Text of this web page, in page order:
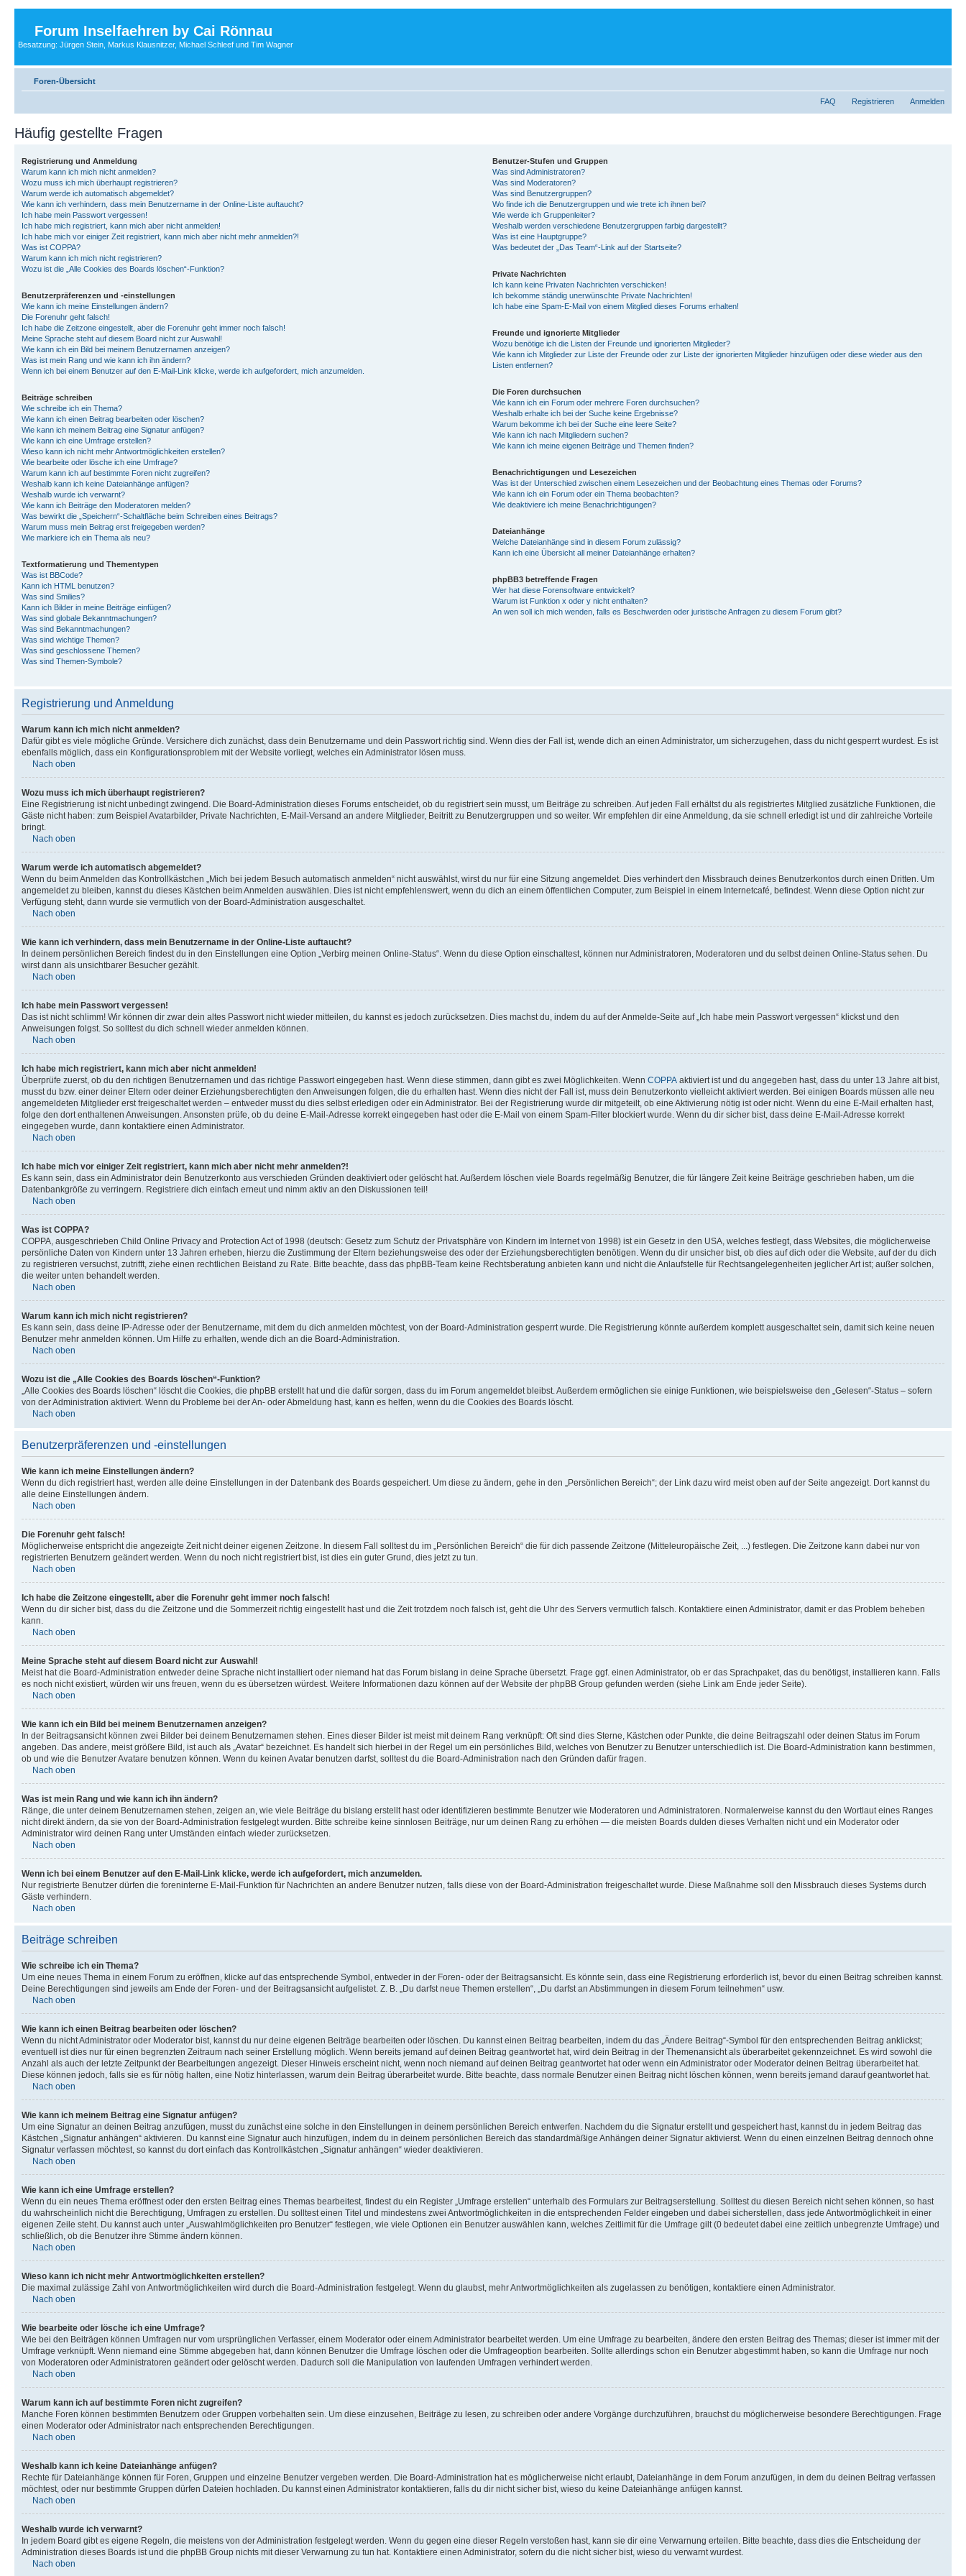
Forum Inselfaehren by Cai Rönnau
Besatzung: Jürgen Stein, Markus Klausnitzer, Michael Schleef und Tim Wagner
Foren-Übersicht
FAQ Registrieren Anmelden
Häufig gestellte Fragen
Registrierung und Anmeldung
Warum kann ich mich nicht anmelden?
Wozu muss ich mich überhaupt registrieren?
Warum werde ich automatisch abgemeldet?
Wie kann ich verhindern, dass mein Benutzername in der Online-Liste auftaucht?
Ich habe mein Passwort vergessen!
Ich habe mich registriert, kann mich aber nicht anmelden!
Ich habe mich vor einiger Zeit registriert, kann mich aber nicht mehr anmelden?!
Was ist COPPA?
Warum kann ich mich nicht registrieren?
Wozu ist die „Alle Cookies des Boards löschen“-Funktion?
Benutzerpräferenzen und -einstellungen
Wie kann ich meine Einstellungen ändern?
Die Forenuhr geht falsch!
Ich habe die Zeitzone eingestellt, aber die Forenuhr geht immer noch falsch!
Meine Sprache steht auf diesem Board nicht zur Auswahl!
Wie kann ich ein Bild bei meinem Benutzernamen anzeigen?
Was ist mein Rang und wie kann ich ihn ändern?
Wenn ich bei einem Benutzer auf den E-Mail-Link klicke, werde ich aufgefordert, mich anzumelden.
Beiträge schreiben
Wie schreibe ich ein Thema?
Wie kann ich einen Beitrag bearbeiten oder löschen?
Wie kann ich meinem Beitrag eine Signatur anfügen?
Wie kann ich eine Umfrage erstellen?
Wieso kann ich nicht mehr Antwortmöglichkeiten erstellen?
Wie bearbeite oder lösche ich eine Umfrage?
Warum kann ich auf bestimmte Foren nicht zugreifen?
Weshalb kann ich keine Dateianhänge anfügen?
Weshalb wurde ich verwarnt?
Wie kann ich Beiträge den Moderatoren melden?
Was bewirkt die „Speichern“-Schaltfläche beim Schreiben eines Beitrags?
Warum muss mein Beitrag erst freigegeben werden?
Wie markiere ich ein Thema als neu?
Textformatierung und Thementypen
Was ist BBCode?
Kann ich HTML benutzen?
Was sind Smilies?
Kann ich Bilder in meine Beiträge einfügen?
Was sind globale Bekanntmachungen?
Was sind Bekanntmachungen?
Was sind wichtige Themen?
Was sind geschlossene Themen?
Was sind Themen-Symbole?
Benutzer-Stufen und Gruppen
Was sind Administratoren?
Was sind Moderatoren?
Was sind Benutzergruppen?
Wo finde ich die Benutzergruppen und wie trete ich ihnen bei?
Wie werde ich Gruppenleiter?
Weshalb werden verschiedene Benutzergruppen farbig dargestellt?
Was ist eine Hauptgruppe?
Was bedeutet der „Das Team“-Link auf der Startseite?
Private Nachrichten
Ich kann keine Privaten Nachrichten verschicken!
Ich bekomme ständig unerwünschte Private Nachrichten!
Ich habe eine Spam-E-Mail von einem Mitglied dieses Forums erhalten!
Freunde und ignorierte Mitglieder
Wozu benötige ich die Listen der Freunde und ignorierten Mitglieder?
Wie kann ich Mitglieder zur Liste der Freunde oder zur Liste der ignorierten Mitglieder hinzufügen oder diese wieder aus den
Listen entfernen?
Die Foren durchsuchen
Wie kann ich ein Forum oder mehrere Foren durchsuchen?
Weshalb erhalte ich bei der Suche keine Ergebnisse?
Warum bekomme ich bei der Suche eine leere Seite?
Wie kann ich nach Mitgliedern suchen?
Wie kann ich meine eigenen Beiträge und Themen finden?
Benachrichtigungen und Lesezeichen
Was ist der Unterschied zwischen einem Lesezeichen und der Beobachtung eines Themas oder Forums?
Wie kann ich ein Forum oder ein Thema beobachten?
Wie deaktiviere ich meine Benachrichtigungen?
Dateianhänge
Welche Dateianhänge sind in diesem Forum zulässig?
Kann ich eine Übersicht all meiner Dateianhänge erhalten?
phpBB3 betreffende Fragen
Wer hat diese Forensoftware entwickelt?
Warum ist Funktion x oder y nicht enthalten?
An wen soll ich mich wenden, falls es Beschwerden oder juristische Anfragen zu diesem Forum gibt?
Registrierung und Anmeldung
Warum kann ich mich nicht anmelden?
Dafür gibt es viele mögliche Gründe. Versichere dich zunächst, dass dein Benutzername und dein Passwort richtig sind. Wenn dies der Fall ist, wende dich an einen Administrator, um sicherzugehen, dass du nicht gesperrt wurdest. Es ist
ebenfalls möglich, dass ein Konfigurationsproblem mit der Website vorliegt, welches ein Administrator lösen muss.
Nach oben
Wozu muss ich mich überhaupt registrieren?
Eine Registrierung ist nicht unbedingt zwingend. Die Board-Administration dieses Forums entscheidet, ob du registriert sein musst, um Beiträge zu schreiben. Auf jeden Fall erhältst du als registriertes Mitglied zusätzliche Funktionen, die
Gäste nicht haben: zum Beispiel Avatarbilder, Private Nachrichten, E-Mail-Versand an andere Mitglieder, Beitritt zu Benutzergruppen und so weiter. Wir empfehlen dir eine Anmeldung, da sie schnell erledigt ist und dir zahlreiche Vorteile
bringt.
Nach oben
Warum werde ich automatisch abgemeldet?
Wenn du beim Anmelden das Kontrollkästchen „Mich bei jedem Besuch automatisch anmelden“ nicht auswählst, wirst du nur für eine Sitzung angemeldet. Dies verhindert den Missbrauch deines Benutzerkontos durch einen Dritten. Um
angemeldet zu bleiben, kannst du dieses Kästchen beim Anmelden auswählen. Dies ist nicht empfehlenswert, wenn du dich an einem öffentlichen Computer, zum Beispiel in einem Internetcafé, befindest. Wenn diese Option nicht zur
Verfügung steht, dann wurde sie vermutlich von der Board-Administration ausgeschaltet.
Nach oben
Wie kann ich verhindern, dass mein Benutzername in der Online-Liste auftaucht?
In deinem persönlichen Bereich findest du in den Einstellungen eine Option „Verbirg meinen Online-Status“. Wenn du diese Option einschaltest, können nur Administratoren, Moderatoren und du selbst deinen Online-Status sehen. Du
wirst dann als unsichtbarer Besucher gezählt.
Nach oben
Ich habe mein Passwort vergessen!
Das ist nicht schlimm! Wir können dir zwar dein altes Passwort nicht wieder mitteilen, du kannst es jedoch zurücksetzen. Dies machst du, indem du auf der Anmelde-Seite auf „Ich habe mein Passwort vergessen“ klickst und den
Anweisungen folgst. So solltest du dich schnell wieder anmelden können.
Nach oben
Ich habe mich registriert, kann mich aber nicht anmelden!
Überprüfe zuerst, ob du den richtigen Benutzernamen und das richtige Passwort eingegeben hast. Wenn diese stimmen, dann gibt es zwei Möglichkeiten. Wenn COPPA aktiviert ist und du angegeben hast, dass du unter 13 Jahre alt bist,
musst du bzw. einer deiner Eltern oder deiner Erziehungsberechtigten den Anweisungen folgen, die du erhalten hast. Wenn dies nicht der Fall ist, muss dein Benutzerkonto vielleicht aktiviert werden. Bei einigen Boards müssen alle neu
angemeldeten Mitglieder erst freigeschaltet werden – entweder musst du dies selbst erledigen oder ein Administrator. Bei der Registrierung wurde dir mitgeteilt, ob eine Aktivierung nötig ist oder nicht. Wenn du eine E-Mail erhalten hast,
folge den dort enthaltenen Anweisungen. Ansonsten prüfe, ob du deine E-Mail-Adresse korrekt eingegeben hast oder die E-Mail von einem Spam-Filter blockiert wurde. Wenn du dir sicher bist, dass deine E-Mail-Adresse korrekt
eingegeben wurde, dann kontaktiere einen Administrator.
Nach oben
Ich habe mich vor einiger Zeit registriert, kann mich aber nicht mehr anmelden?!
Es kann sein, dass ein Administrator dein Benutzerkonto aus verschieden Gründen deaktiviert oder gelöscht hat. Außerdem löschen viele Boards regelmäßig Benutzer, die für längere Zeit keine Beiträge geschrieben haben, um die
Datenbankgröße zu verringern. Registriere dich einfach erneut und nimm aktiv an den Diskussionen teil!
Nach oben
Was ist COPPA?
COPPA, ausgeschrieben Child Online Privacy and Protection Act of 1998 (deutsch: Gesetz zum Schutz der Privatsphäre von Kindern im Internet von 1998) ist ein Gesetz in den USA, welches festlegt, dass Websites, die möglicherweise
persönliche Daten von Kindern unter 13 Jahren erheben, hierzu die Zustimmung der Eltern beziehungsweise des oder der Erziehungsberechtigten benötigen. Wenn du dir unsicher bist, ob dies auf dich oder die Website, auf der du dich
zu registrieren versuchst, zutrifft, ziehe einen rechtlichen Beistand zu Rate. Bitte beachte, dass das phpBB-Team keine Rechtsberatung anbieten kann und nicht die Anlaufstelle für Rechtsangelegenheiten jeglicher Art ist; außer solchen,
die weiter unten behandelt werden.
Nach oben
Warum kann ich mich nicht registrieren?
Es kann sein, dass deine IP-Adresse oder der Benutzername, mit dem du dich anmelden möchtest, von der Board-Administration gesperrt wurde. Die Registrierung könnte außerdem komplett ausgeschaltet sein, damit sich keine neuen
Benutzer mehr anmelden können. Um Hilfe zu erhalten, wende dich an die Board-Administration.
Nach oben
Wozu ist die „Alle Cookies des Boards löschen“-Funktion?
„Alle Cookies des Boards löschen“ löscht die Cookies, die phpBB erstellt hat und die dafür sorgen, dass du im Forum angemeldet bleibst. Außerdem ermöglichen sie einige Funktionen, wie beispielsweise den „Gelesen“-Status – sofern
von der Administration aktiviert. Wenn du Probleme bei der An- oder Abmeldung hast, kann es helfen, wenn du die Cookies des Boards löscht.
Nach oben
Benutzerpräferenzen und -einstellungen
Wie kann ich meine Einstellungen ändern?
Wenn du dich registriert hast, werden alle deine Einstellungen in der Datenbank des Boards gespeichert. Um diese zu ändern, gehe in den „Persönlichen Bereich“; der Link dazu wird meist oben auf der Seite angezeigt. Dort kannst du
alle deine Einstellungen ändern.
Nach oben
Die Forenuhr geht falsch!
Möglicherweise entspricht die angezeigte Zeit nicht deiner eigenen Zeitzone. In diesem Fall solltest du im „Persönlichen Bereich“ die für dich passende Zeitzone (Mitteleuropäische Zeit, ...) festlegen. Die Zeitzone kann dabei nur von
registrierten Benutzern geändert werden. Wenn du noch nicht registriert bist, ist dies ein guter Grund, dies jetzt zu tun.
Nach oben
Ich habe die Zeitzone eingestellt, aber die Forenuhr geht immer noch falsch!
Wenn du dir sicher bist, dass du die Zeitzone und die Sommerzeit richtig eingestellt hast und die Zeit trotzdem noch falsch ist, geht die Uhr des Servers vermutlich falsch. Kontaktiere einen Administrator, damit er das Problem beheben
kann.
Nach oben
Meine Sprache steht auf diesem Board nicht zur Auswahl!
Meist hat die Board-Administration entweder deine Sprache nicht installiert oder niemand hat das Forum bislang in deine Sprache übersetzt. Frage ggf. einen Administrator, ob er das Sprachpaket, das du benötigst, installieren kann. Falls
es noch nicht existiert, würden wir uns freuen, wenn du es übersetzen würdest. Weitere Informationen dazu können auf der Website der phpBB Group gefunden werden (siehe Link am Ende jeder Seite).
Nach oben
Wie kann ich ein Bild bei meinem Benutzernamen anzeigen?
In der Beitragsansicht können zwei Bilder bei deinem Benutzernamen stehen. Eines dieser Bilder ist meist mit deinem Rang verknüpft: Oft sind dies Sterne, Kästchen oder Punkte, die deine Beitragszahl oder deinen Status im Forum
angeben. Das andere, meist größere Bild, ist auch als „Avatar“ bezeichnet. Es handelt sich hierbei in der Regel um ein persönliches Bild, welches von Benutzer zu Benutzer unterschiedlich ist. Die Board-Administration kann bestimmen,
ob und wie die Benutzer Avatare benutzen können. Wenn du keinen Avatar benutzen darfst, solltest du die Board-Administration nach den Gründen dafür fragen.
Nach oben
Was ist mein Rang und wie kann ich ihn ändern?
Ränge, die unter deinem Benutzernamen stehen, zeigen an, wie viele Beiträge du bislang erstellt hast oder identifizieren bestimmte Benutzer wie Moderatoren und Administratoren. Normalerweise kannst du den Wortlaut eines Ranges
nicht direkt ändern, da sie von der Board-Administration festgelegt wurden. Bitte schreibe keine sinnlosen Beiträge, nur um deinen Rang zu erhöhen — die meisten Boards dulden dieses Verhalten nicht und ein Moderator oder
Administrator wird deinen Rang unter Umständen einfach wieder zurücksetzen.
Nach oben
Wenn ich bei einem Benutzer auf den E-Mail-Link klicke, werde ich aufgefordert, mich anzumelden.
Nur registrierte Benutzer dürfen die foreninterne E-Mail-Funktion für Nachrichten an andere Benutzer nutzen, falls diese von der Board-Administration freigeschaltet wurde. Diese Maßnahme soll den Missbrauch dieses Systems durch
Gäste verhindern.
Nach oben
Beiträge schreiben
Wie schreibe ich ein Thema?
Um eine neues Thema in einem Forum zu eröffnen, klicke auf das entsprechende Symbol, entweder in der Foren- oder der Beitragsansicht. Es könnte sein, dass eine Registrierung erforderlich ist, bevor du einen Beitrag schreiben kannst.
Deine Berechtigungen sind jeweils am Ende der Foren- und der Beitragsansicht aufgelistet. Z. B. „Du darfst neue Themen erstellen“, „Du darfst an Abstimmungen in diesem Forum teilnehmen“ usw.
Nach oben
Wie kann ich einen Beitrag bearbeiten oder löschen?
Wenn du nicht Administrator oder Moderator bist, kannst du nur deine eigenen Beiträge bearbeiten oder löschen. Du kannst einen Beitrag bearbeiten, indem du das „Ändere Beitrag“-Symbol für den entsprechenden Beitrag anklickst;
eventuell ist dies nur für einen begrenzten Zeitraum nach seiner Erstellung möglich. Wenn bereits jemand auf deinen Beitrag geantwortet hat, wird dein Beitrag in der Themenansicht als überarbeitet gekennzeichnet. Es wird sowohl die
Anzahl als auch der letzte Zeitpunkt der Bearbeitungen angezeigt. Dieser Hinweis erscheint nicht, wenn noch niemand auf deinen Beitrag geantwortet hat oder wenn ein Administrator oder Moderator deinen Beitrag überarbeitet hat.
Diese können jedoch, falls sie es für nötig halten, eine Notiz hinterlassen, warum dein Beitrag überarbeitet wurde. Bitte beachte, dass normale Benutzer einen Beitrag nicht löschen können, wenn bereits jemand darauf geantwortet hat.
Nach oben
Wie kann ich meinem Beitrag eine Signatur anfügen?
Um eine Signatur an deinen Beitrag anzufügen, musst du zunächst eine solche in den Einstellungen in deinem persönlichen Bereich entwerfen. Nachdem du die Signatur erstellt und gespeichert hast, kannst du in jedem Beitrag das
Kästchen „Signatur anhängen“ aktivieren. Du kannst eine Signatur auch hinzufügen, indem du in deinem persönlichen Bereich das standardmäßige Anhängen deiner Signatur aktivierst. Wenn du einen einzelnen Beitrag dennoch ohne
Signatur verfassen möchtest, so kannst du dort einfach das Kontrollkästchen „Signatur anhängen“ wieder deaktivieren.
Nach oben
Wie kann ich eine Umfrage erstellen?
Wenn du ein neues Thema eröffnest oder den ersten Beitrag eines Themas bearbeitest, findest du ein Register „Umfrage erstellen“ unterhalb des Formulars zur Beitragserstellung. Solltest du diesen Bereich nicht sehen können, so hast
du wahrscheinlich nicht die Berechtigung, Umfragen zu erstellen. Du solltest einen Titel und mindestens zwei Antwortmöglichkeiten in die entsprechenden Felder eingeben und dabei sicherstellen, dass jede Antwortmöglichkeit in einer
eigenen Zeile steht. Du kannst auch unter „Auswahlmöglichkeiten pro Benutzer“ festlegen, wie viele Optionen ein Benutzer auswählen kann, welches Zeitlimit für die Umfrage gilt (0 bedeutet dabei eine zeitlich unbegrenzte Umfrage) und
schließlich, ob die Benutzer ihre Stimme ändern können.
Nach oben
Wieso kann ich nicht mehr Antwortmöglichkeiten erstellen?
Die maximal zulässige Zahl von Antwortmöglichkeiten wird durch die Board-Administration festgelegt. Wenn du glaubst, mehr Antwortmöglichkeiten als zugelassen zu benötigen, kontaktiere einen Administrator.
Nach oben
Wie bearbeite oder lösche ich eine Umfrage?
Wie bei den Beiträgen können Umfragen nur vom ursprünglichen Verfasser, einem Moderator oder einem Administrator bearbeitet werden. Um eine Umfrage zu bearbeiten, ändere den ersten Beitrag des Themas; dieser ist immer mit der
Umfrage verknüpft. Wenn niemand eine Stimme abgegeben hat, dann können Benutzer die Umfrage löschen oder die Umfrageoption bearbeiten. Sollte allerdings schon ein Benutzer abgestimmt haben, so kann die Umfrage nur noch
von Moderatoren oder Administratoren geändert oder gelöscht werden. Dadurch soll die Manipulation von laufenden Umfragen verhindert werden.
Nach oben
Warum kann ich auf bestimmte Foren nicht zugreifen?
Manche Foren können bestimmten Benutzern oder Gruppen vorbehalten sein. Um diese einzusehen, Beiträge zu lesen, zu schreiben oder andere Vorgänge durchzuführen, brauchst du möglicherweise besondere Berechtigungen. Frage
einen Moderator oder Administrator nach entsprechenden Berechtigungen.
Nach oben
Weshalb kann ich keine Dateianhänge anfügen?
Rechte für Dateianhänge können für Foren, Gruppen und einzelne Benutzer vergeben werden. Die Board-Administration hat es möglicherweise nicht erlaubt, Dateianhänge in dem Forum anzufügen, in dem du deinen Beitrag verfassen
möchtest, oder nur bestimmte Gruppen dürfen Dateien hochladen. Du kannst einen Administrator kontaktieren, falls du dir nicht sicher bist, wieso du keine Dateianhänge anfügen kannst.
Nach oben
Weshalb wurde ich verwarnt?
In jedem Board gibt es eigene Regeln, die meistens von der Administration festgelegt werden. Wenn du gegen eine dieser Regeln verstoßen hast, kann sie dir eine Verwarnung erteilen. Bitte beachte, dass dies die Entscheidung der
Administration dieses Boards ist und die phpBB Group nichts mit dieser Verwarnung zu tun hat. Kontaktiere einen Administrator, sofern du die nicht sicher bist, wieso du verwarnt wurdest.
Nach oben